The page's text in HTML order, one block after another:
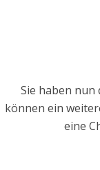
Sie haben nun
können ein
eine